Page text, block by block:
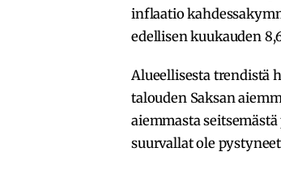
inflaatio
edellisen kuukauden
Alueellisesta trendistä
talouden Saksan
aiemmasta
suurvallat ole